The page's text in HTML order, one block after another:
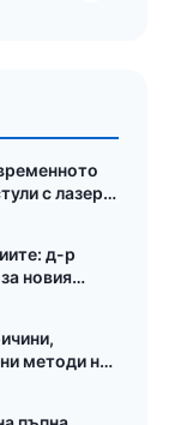
с лазер
д-р
новия
методи на